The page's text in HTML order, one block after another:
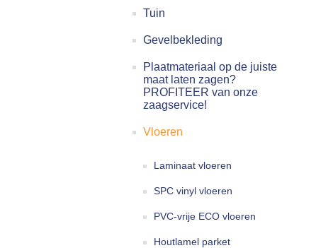
Tuin
Gevelbekleding
Plaatmateriaal op de juiste
maat laten zagen?
PROFITEER van onze
zaagservice!
Vloeren
Laminaat vloeren
SPC vinyl vloeren
PVC-vrije ECO vloeren
Houtlamel parket